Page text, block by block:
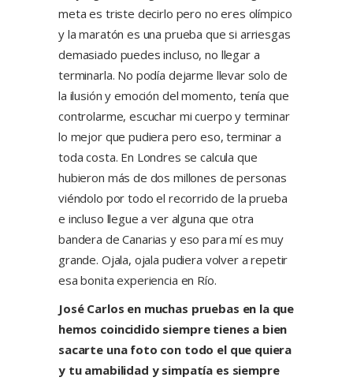
meta es triste decirlo pero no eres olímpico
y la maratón es una prueba que si arriesgas
demasiado puedes incluso, no llegar a
terminarla. No podía dejarme llevar solo de
la ilusión y emoción del momento, tenía que
controlarme, escuchar mi cuerpo y terminar
lo mejor que pudiera pero eso, terminar a
toda costa. En Londres se calcula que
hubieron más de dos millones de personas
viéndolo por todo el recorrido de la prueba
e incluso llegue a ver alguna que otra
bandera de Canarias y eso para mí es muy
grande. Ojala, ojala pudiera volver a repetir
esa bonita experiencia en Río.
José Carlos en muchas pruebas en la que
hemos coincidido siempre tienes a bien
sacarte una foto con todo el que quiera
y tu amabilidad y simpatía es siempre